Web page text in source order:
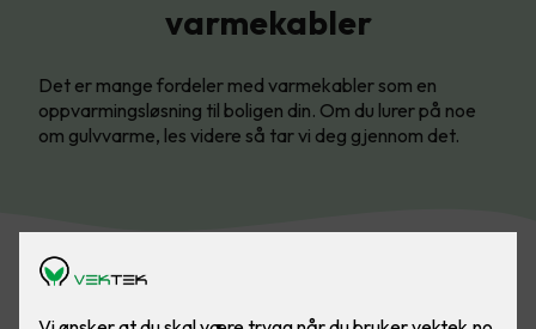
varmekabler
Det er mange fordeler med varmekabler som en
oppvarmingsløsning til boligen din. Om du lurer på noe
om gulvvarme, les videre så tar vi deg gjennom det.